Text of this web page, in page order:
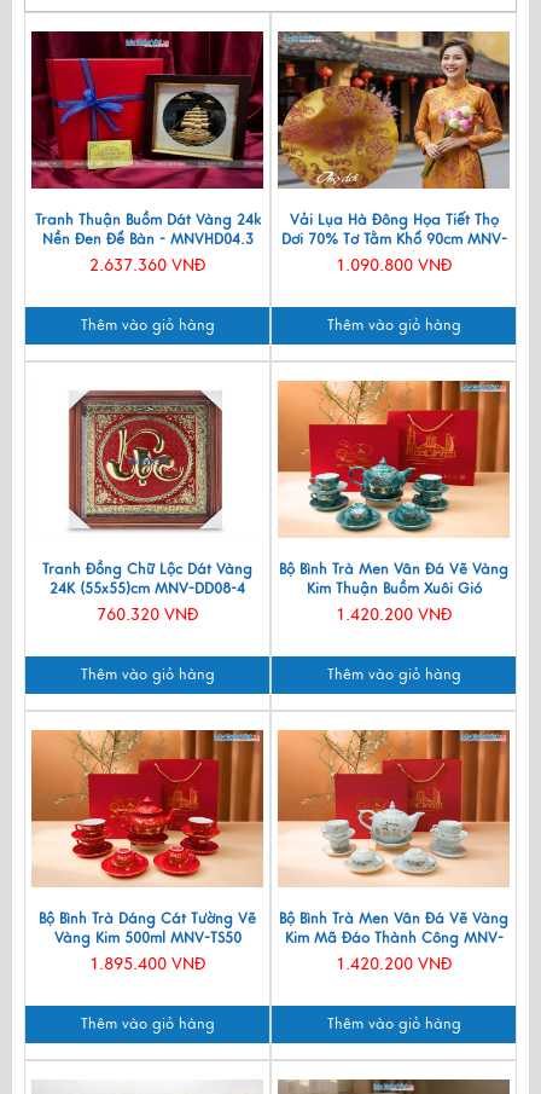
Tranh Thuận Buồm Dát Vàng 24k
Nền Đen Để Bàn - MNVHD04.3
2.637.360 VNĐ
Thêm vào giỏ hàng
Vải Lụa Hà Đông Họa Tiết Thọ
Dơi 70% Tơ Tằm Khổ 90cm MNV-
LTA11/1
1.090.800 VNĐ
Thêm vào giỏ hàng
Tranh Đồng Chữ Lộc Dát Vàng
24K (55x55)cm MNV-DD08-4
760.320 VNĐ
Thêm vào giỏ hàng
Bộ Bình Trà Men Vân Đá Vẽ Vàng
Kim Thuận Buồm Xuôi Gió
VBT12/14
1.420.200 VNĐ
Thêm vào giỏ hàng
Bộ Bình Trà Dáng Cát Tường Vẽ
Vàng Kim 500ml MNV-TS50
1.895.400 VNĐ
Thêm vào giỏ hàng
Bộ Bình Trà Men Vân Đá Vẽ Vàng
Kim Mã Đáo Thành Công MNV-
BTV11
1.420.200 VNĐ
Thêm vào giỏ hàng